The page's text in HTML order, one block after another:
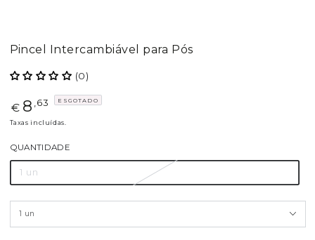
Pincel Intercambiável para Pós
(0)
Preço
regular
€ 8 ,63 ESGOTADO
Taxas incluídas.
QUANTIDADE
1 un